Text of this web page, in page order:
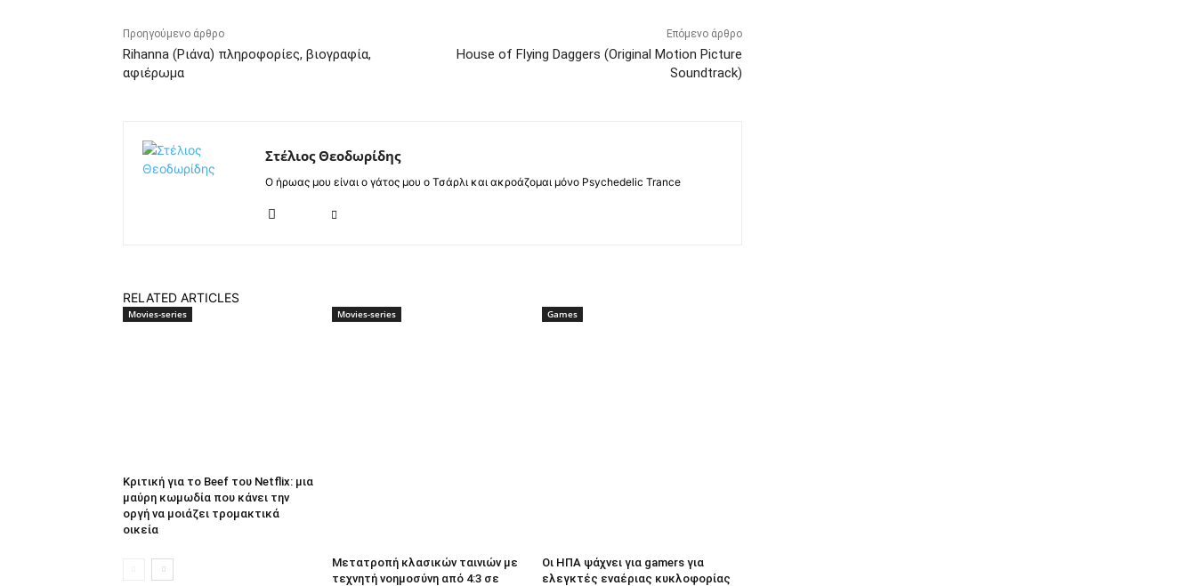
Προηγούμενο άρθρο
Rihanna (Ριάνα) πληροφορίες, βιογραφία,
αφιέρωμα
Επόμενο άρθρο
House of Flying Daggers (Original Motion Picture
Soundtrack)
Στέλιος Θεοδωρίδης
Ο ήρωας μου είναι ο γάτος μου ο Τσάρλι και ακροάζομαι μόνο Psychedelic Trance
RELATED ARTICLES
Movies-series
Κριτική για το Beef του Netflix: μια
μαύρη κωμωδία που κάνει την
οργή να μοιάζει τρομακτικά
οικεία
Movies-series
Μετατροπή κλασικών ταινιών με
τεχνητή νοημοσύνη από 4:3 σε
Games
Οι ΗΠΑ ψάχνει για gamers για
ελεγκτές εναέριας κυκλοφορίας